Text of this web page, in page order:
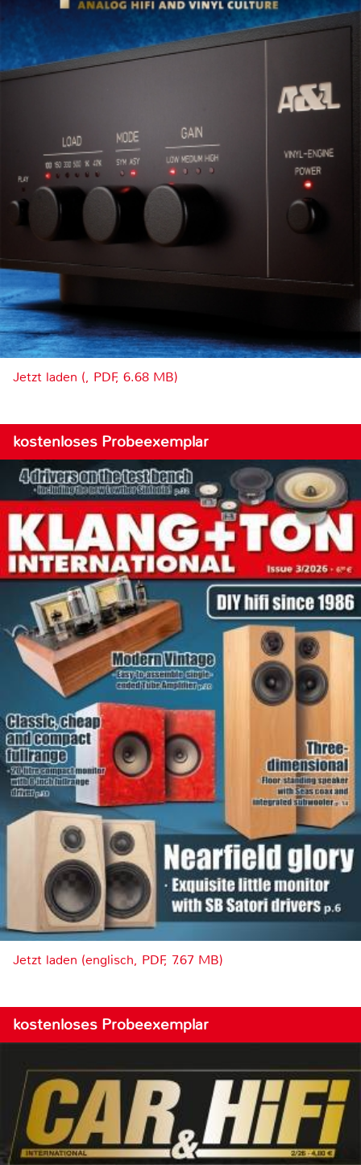
Jetzt laden (, PDF, 6.68 MB)
kostenloses Probeexemplar
Jetzt laden (englisch, PDF, 7.67 MB)
kostenloses Probeexemplar